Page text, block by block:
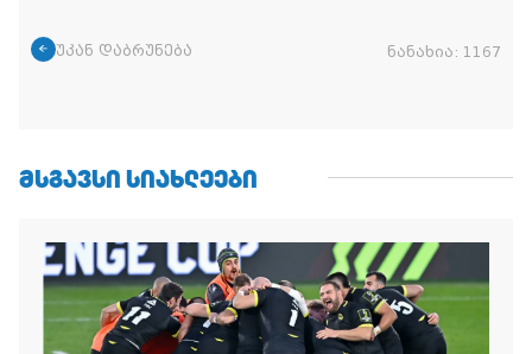
უკან დაბრუნება ნანახია: 1167
ᲛᲡᲒᲐᲕᲡᲘ ᲡᲘᲐᲮᲚᲔᲔᲑᲘ